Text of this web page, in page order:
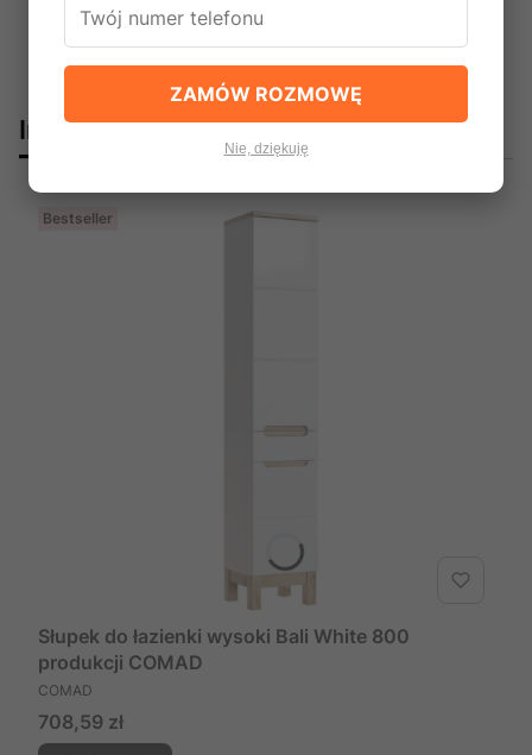
Innym spododobały się:
Bestseller
Słupek do łazienki wysoki Bali White 800
produkcji COMAD
PRODUCENT
COMAD
Cena
708,59 zł
ZAMÓW ROZMOWĘ
Nie, dziękuję